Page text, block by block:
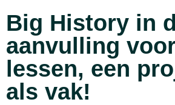
Big History in
aanvulling
lessen, een
als vak!